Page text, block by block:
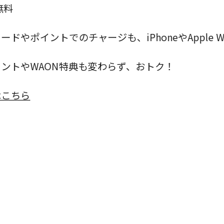
料
ドやポイントでのチャージも、iPhoneやApple
トやWAON特典も変わらず、おトク！
ちら